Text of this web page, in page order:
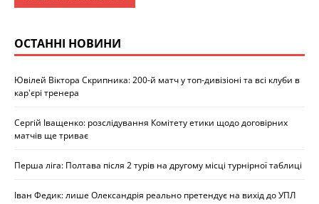
ОСТАННІ НОВИНИ
Ювілей Віктора Скрипника: 200-й матч у топ-дивізіоні та всі клуби в
кар'єрі тренера
Сергій Іващенко: розслідування Комітету етики щодо договірних
матчів ще триває
Перша ліга: Полтава після 2 турів на другому місці турнірної таблиці
Іван Федик: лише Олександрія реально претендує на вихід до УПЛ